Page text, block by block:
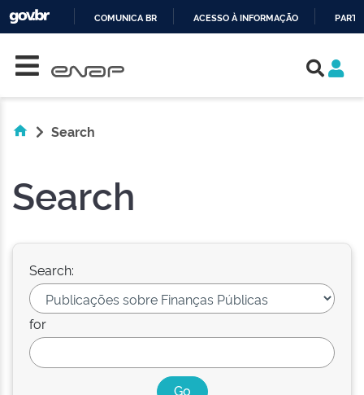
COMUNICA BR ACESSO À INFORMAÇÃO
Search
Search
Search:
for